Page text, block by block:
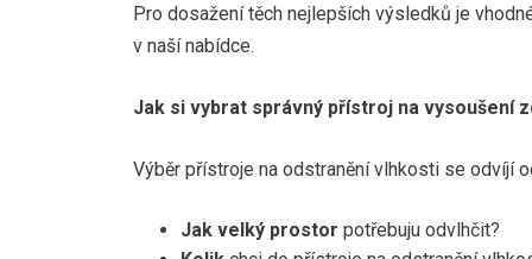
Pro dosažení těch nejlepších výsledků je
v naší nabídce.
Jak si vybrat správný přístroj na vysoušení
Výběr přístroje na odstranění vlhkosti se odvíjí
Jak velký prostor potřebuju odvlhčit?